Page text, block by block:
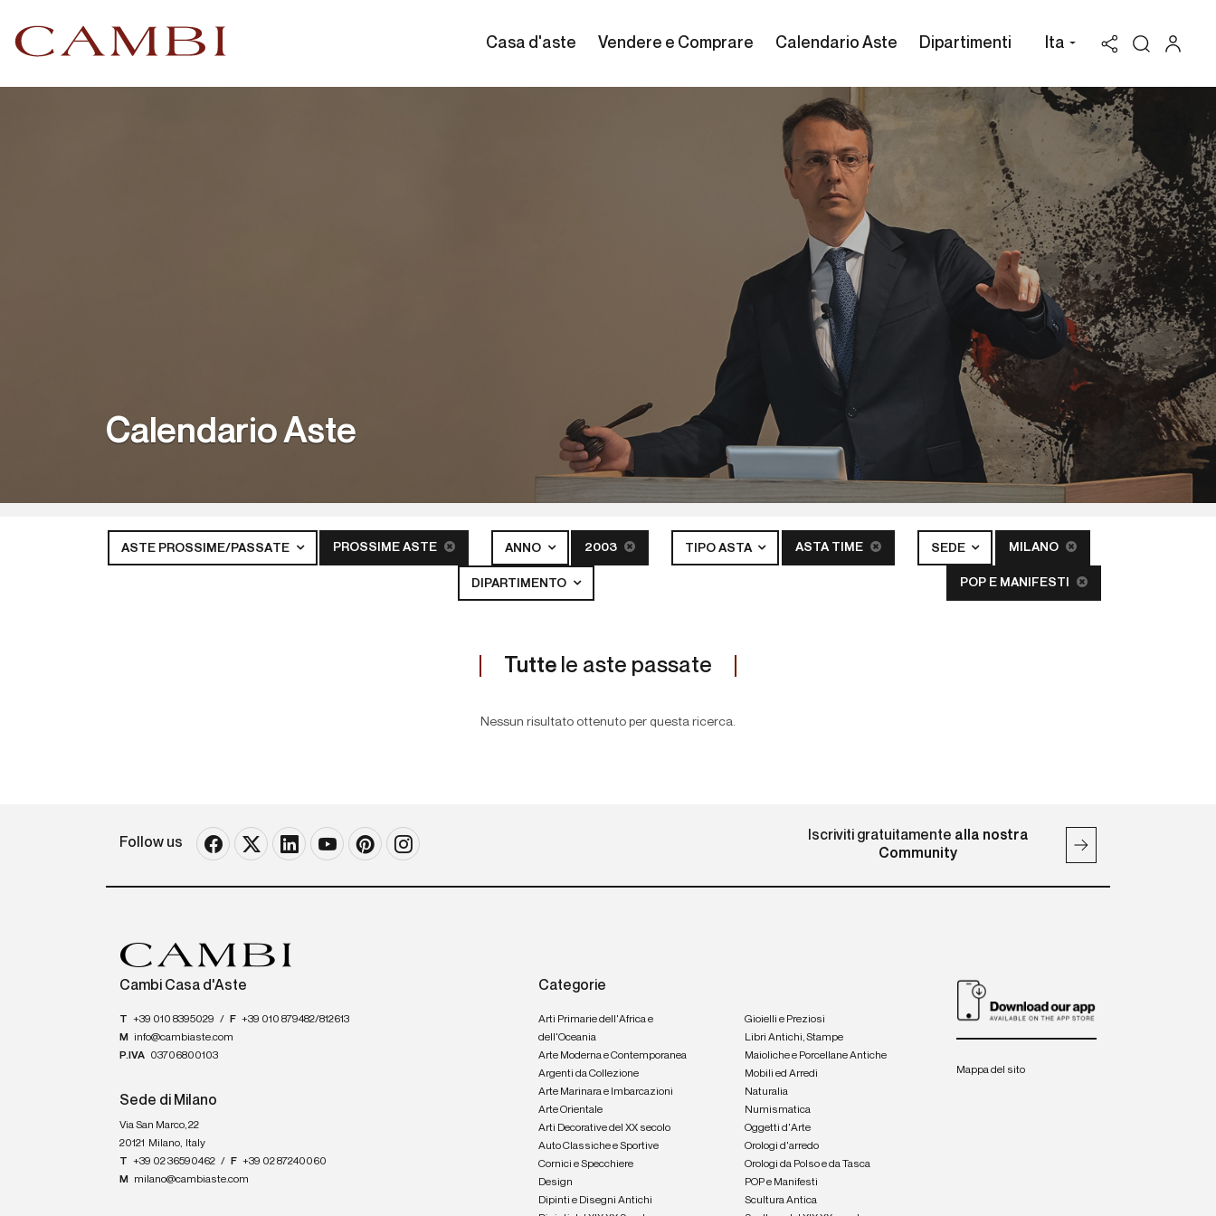
Casa d'aste Vendere e Comprare Calendario Aste Dipartimenti Ita
Calendario Aste
ASTE PROSSIME/PASSATE PROSSIME ASTE ANNO 2003 TIPO ASTA ASTA TIME SEDE MILANO
DIPARTIMENTO POP E MANIFESTI
Tutte le aste passate
Nessun risultato ottenuto per questa ricerca.
Follow us Iscriviti gratuitamente alla nostra
Community
Cambi Casa d'Aste
T +39 010 8395029 / F +39 010 879482/812613
M
info@cambiaste.com
P.IVA 03706800103
Sede di Milano
Via San Marco, 22
20121
Milano, Italy
T +39 02 36590462 / F +39 02 87240060
M
milano@cambiaste.com
Categorie
Arti Primarie dell'Africa e
dell'Oceania
Arte Moderna e Contemporanea
Argenti da Collezione
Arte Marinara e Imbarcazioni
Arte Orientale
Arti Decorative del XX secolo
Auto Classiche e Sportive
Cornici e Specchiere
Design
Dipinti e Disegni Antichi
Gioielli e Preziosi
Libri Antichi, Stampe
Maioliche e Porcellane Antiche
Mobili ed Arredi
Naturalia
Numismatica
Oggetti d'Arte
Orologi d'arredo
Orologi da Polso e da Tasca
POP e Manifesti
Scultura Antica
Mappa del sito